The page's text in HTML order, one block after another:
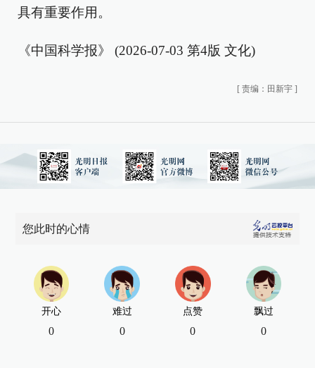
具有重要作用。
《中国科学报》 (2026-07-03 第4版 文化)
[ 责编：田新宇 ]
您此时的心情
开心
0
难过
0
点赞
0
飘过
0